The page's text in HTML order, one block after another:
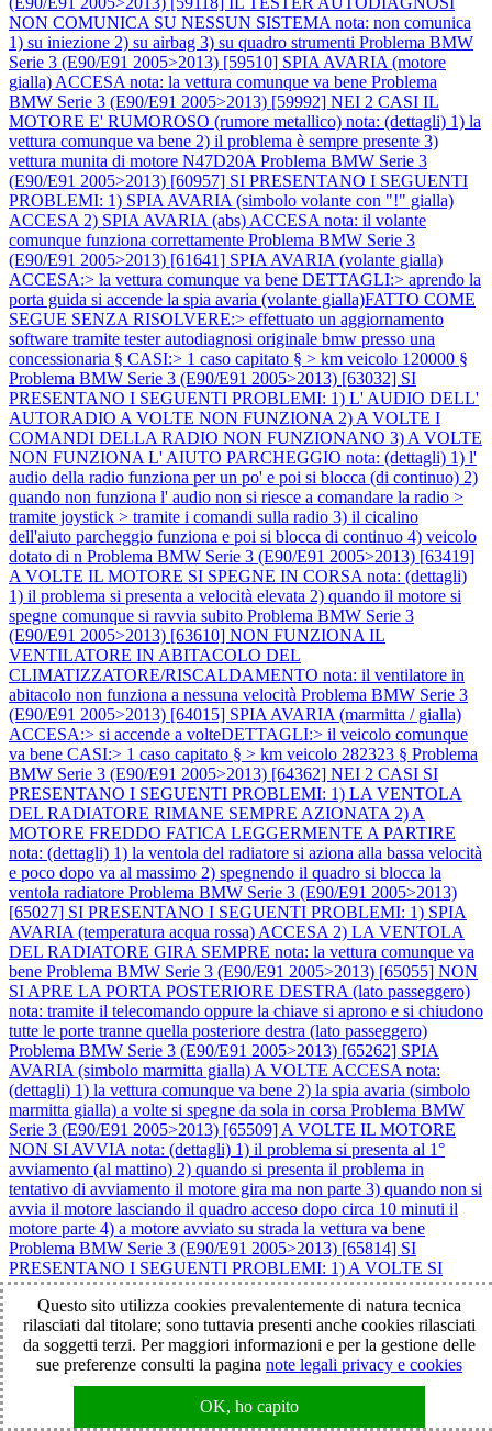
NON COMUNICA SU NESSUN SISTEMA nota: non comunica
1) su iniezione 2) su airbag 3) su quadro strumenti Problema BMW
Serie 3 (E90/E91 2005>2013) [59510] SPIA AVARIA (motore
gialla) ACCESA nota: la vettura comunque va bene Problema
BMW Serie 3 (E90/E91 2005>2013) [59992] NEI 2 CASI IL
MOTORE E' RUMOROSO (rumore metallico) nota: (dettagli) 1) la
vettura comunque va bene 2) il problema è sempre presente 3)
vettura munita di motore N47D20A Problema BMW Serie 3
(E90/E91 2005>2013) [60957] SI PRESENTANO I SEGUENTI
PROBLEMI: 1) SPIA AVARIA (simbolo volante con "!" gialla)
ACCESA 2) SPIA AVARIA (abs) ACCESA nota: il volante
comunque funziona correttamente Problema BMW Serie 3
(E90/E91 2005>2013) [61641] SPIA AVARIA (volante gialla)
ACCESA:> la vettura comunque va bene DETTAGLI:> aprendo la
porta guida si accende la spia avaria (volante gialla)FATTO COME
SEGUE SENZA RISOLVERE:> effettuato un aggiornamento
software tramite tester autodiagnosi originale bmw presso una
concessionaria § CASI:> 1 caso capitato § > km veicolo 120000 §
Problema BMW Serie 3 (E90/E91 2005>2013) [63032] SI
PRESENTANO I SEGUENTI PROBLEMI: 1) L' AUDIO DELL'
AUTORADIO A VOLTE NON FUNZIONA 2) A VOLTE I
COMANDI DELLA RADIO NON FUNZIONANO 3) A VOLTE
NON FUNZIONA L' AIUTO PARCHEGGIO nota: (dettagli) 1) l'
audio della radio funziona per un po' e poi si blocca (di continuo) 2)
quando non funziona l' audio non si riesce a comandare la radio >
tramite joystick > tramite i comandi sulla radio 3) il cicalino
dell'aiuto parcheggio funziona e poi si blocca di continuo 4) veicolo
dotato di n Problema BMW Serie 3 (E90/E91 2005>2013) [63419]
A VOLTE IL MOTORE SI SPEGNE IN CORSA nota: (dettagli)
1) il problema si presenta a velocità elevata 2) quando il motore si
spegne comunque si ravvia subito Problema BMW Serie 3
(E90/E91 2005>2013) [63610] NON FUNZIONA IL
VENTILATORE IN ABITACOLO DEL
CLIMATIZZATORE/RISCALDAMENTO nota: il ventilatore in
abitacolo non funziona a nessuna velocità Problema BMW Serie 3
(E90/E91 2005>2013) [64015] SPIA AVARIA (marmitta / gialla)
ACCESA:> si accende a volteDETTAGLI:> il veicolo comunque
va bene CASI:> 1 caso capitato § > km veicolo 282323 § Problema
BMW Serie 3 (E90/E91 2005>2013) [64362] NEI 2 CASI SI
PRESENTANO I SEGUENTI PROBLEMI: 1) LA VENTOLA
DEL RADIATORE RIMANE SEMPRE AZIONATA 2) A
MOTORE FREDDO FATICA LEGGERMENTE A PARTIRE
nota: (dettagli) 1) la ventola del radiatore si aziona alla bassa velocità
e poco dopo va al massimo 2) spegnendo il quadro si blocca la
ventola radiatore Problema BMW Serie 3 (E90/E91 2005>2013)
[65027] SI PRESENTANO I SEGUENTI PROBLEMI: 1) SPIA
AVARIA (temperatura acqua rossa) ACCESA 2) LA VENTOLA
DEL RADIATORE GIRA SEMPRE nota: la vettura comunque va
bene Problema BMW Serie 3 (E90/E91 2005>2013) [65055] NON
SI APRE LA PORTA POSTERIORE DESTRA (lato passeggero)
nota: tramite il telecomando oppure la chiave si aprono e si chiudono
tutte le porte tranne quella posteriore destra (lato passeggero)
Problema BMW Serie 3 (E90/E91 2005>2013) [65262] SPIA
AVARIA (simbolo marmitta gialla) A VOLTE ACCESA nota:
(dettagli) 1) la vettura comunque va bene 2) la spia avaria (simbolo
marmitta gialla) a volte si spegne da sola in corsa Problema BMW
Serie 3 (E90/E91 2005>2013) [65509] A VOLTE IL MOTORE
NON SI AVVIA nota: (dettagli) 1) il problema si presenta al 1°
avviamento (al mattino) 2) quando si presenta il problema in
tentativo di avviamento il motore gira ma non parte 3) quando non si
avvia il motore lasciando il quadro acceso dopo circa 10 minuti il
motore parte 4) a motore avviato su strada la vettura va bene
Problema BMW Serie 3 (E90/E91 2005>2013) [65814] SI
PRESENTANO I SEGUENTI PROBLEMI: 1) A VOLTE SI
ATTIVA DA SOLO IL TERGICRISTALLO ANTERIORE 2) A
VOLTE SI ALZA DA SOLO IL VOLUME DELLA RADIO: >
non si riesce ad abbassare 3) A VOLTE SI ACCENDONO LE
SEGUENTI SPIE AVARIA: > abs gialla > esp gialla > motore
gialla note: 1) km veicolo 150000Problema BMW Serie 3
(E90/E91 2005>2013) [65929] SI PRESENTANO I SEGUENTI
PROBLEMI: 1) SPIA AVARIA (!) GIALLA ACCESA 2) SPIA
AVARIA (triangolo pericolo generico cerchiato giallo) ACCESA
Questo sito utilizza cookies prevalentemente di natura tecnica
rilasciati dal titolare; sono tuttavia presenti anche cookies rilasciati
da soggetti terzi. Per maggiori informazioni e per la gestione delle
sue preferenze consulti la pagina note legali privacy e cookies
OK, ho capito